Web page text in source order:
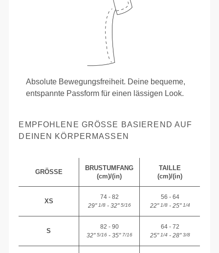
Absolute Bewegungsfreiheit. Deine bequeme,
entspannte Passform für einen lässigen Look.
EMPFOHLENE GRÖSSE BASIEREND AUF D
EINEN KÖRPERMASSEN
GRÖSSE
BRUSTUMFANG
(cm)/(in)
TAILLE
(cm)/(in)
XS
74 - 82
29"1/8- 32"5/16
56 - 64
22"1/8- 25"1/4
S
82 - 90
32"5/16- 35"7/16
64 - 72
25"1/4 - 28"3/8